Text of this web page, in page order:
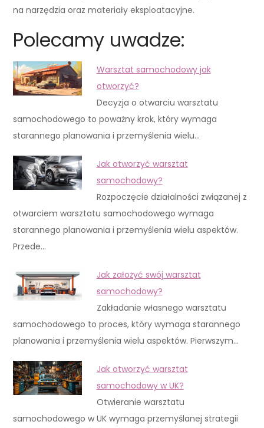
na narzędzia oraz materiały eksploatacyjne.
Polecamy uwadze:
Warsztat samochodowy jak
otworzyć?
Decyzja o otwarciu warsztatu
samochodowego to poważny krok, który wymaga
starannego planowania i przemyślenia wielu…
Jak otworzyć warsztat
samochodowy?
Rozpoczęcie działalności związanej z
otwarciem warsztatu samochodowego wymaga
starannego planowania i przemyślenia wielu aspektów.
Przede…
Jak założyć swój warsztat
samochodowy?
Zakładanie własnego warsztatu
samochodowego to proces, który wymaga starannego
planowania i przemyślenia wielu aspektów. Pierwszym…
Jak otworzyć warsztat
samochodowy w UK?
Otwieranie warsztatu
samochodowego w UK wymaga przemyślanej strategii